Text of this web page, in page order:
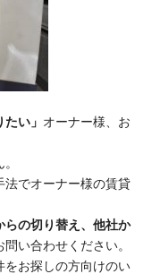
い」 オーナー様、お
法でオーナー様の賃貸
らの切り替え、他社か
い合わせください。
をお探しの方向けのい